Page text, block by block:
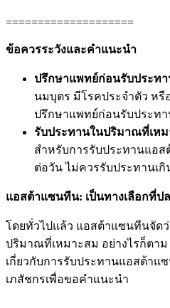
====================
ข้อควรระวังและคำแนะนำ
ปรึกษาแพทย์ก่อนรับประทา
นมบุตร มีโรคประจำตัว หรื
ปรึกษาแพทย์ก่อนรับประท
รับประทานในปริมาณที่เห
สำหรับการรับประทานแอ
ต่อวัน ไม่ควรรับประทานเ
แอสต้าแซนทีน: เป็นทางเลือกที่ป
โดยทั่วไปแล้ว แอสต้าแซนทีนจัด
ปริมาณที่เหมาะสม อย่างไรก็ตา
เกี่ยวกับการรับประทานแอสต้า
เภสัชกรเพื่อขอคำแนะนำ